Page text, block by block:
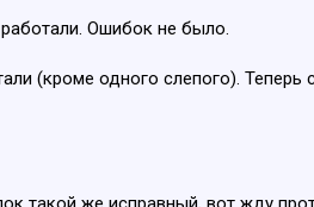
Ошибок не было.
(кроме одного слепого). Теперь